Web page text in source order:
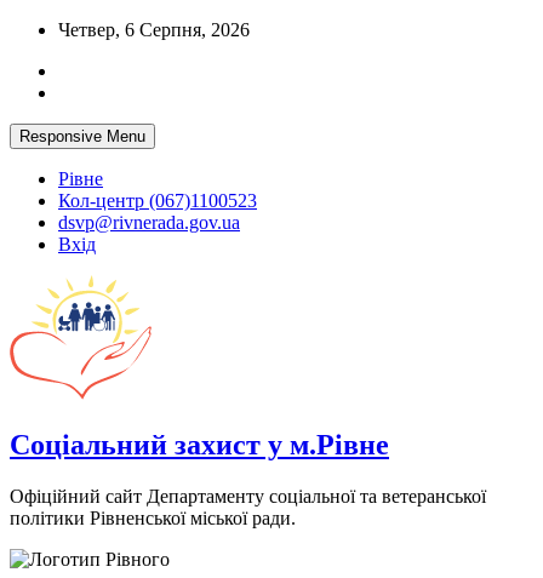
Skip
content
Четвер, 6 Серпня, 2026
Responsive Menu
Рівне
Кол-центр (067)1100523
dsvp@rivnerada.gov.ua
Вхід
Соціальний захист у м.Рівне
Офіційний сайт Департаменту соціальної та ветеранської
політики Рівненської міської ради.